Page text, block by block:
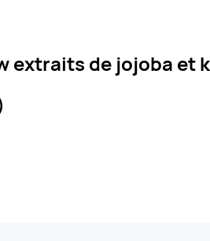
extraits de jojoba et